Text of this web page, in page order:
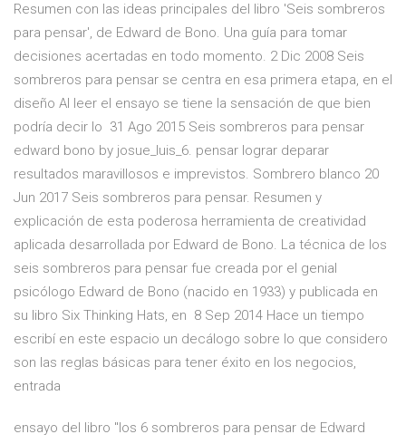
Resumen con las ideas principales del libro 'Seis sombreros
para pensar', de Edward de Bono. Una guía para tomar
decisiones acertadas en todo momento. 2 Dic 2008 Seis
sombreros para pensar se centra en esa primera etapa, en el
diseño Al leer el ensayo se tiene la sensación de que bien
podría decir lo 31 Ago 2015 Seis sombreros para pensar
edward bono by josue_luis_6. pensar lograr deparar
resultados maravillosos e imprevistos. Sombrero blanco 20
Jun 2017 Seis sombreros para pensar. Resumen y
explicación de esta poderosa herramienta de creatividad
aplicada desarrollada por Edward de Bono. La técnica de los
seis sombreros para pensar fue creada por el genial
psicólogo Edward de Bono (nacido en 1933) y publicada en
su libro Six Thinking Hats, en 8 Sep 2014 Hace un tiempo
escribí en este espacio un decálogo sobre lo que considero
son las reglas básicas para tener éxito en los negocios,
entrada
ensayo del libro "los 6 sombreros para pensar de Edward